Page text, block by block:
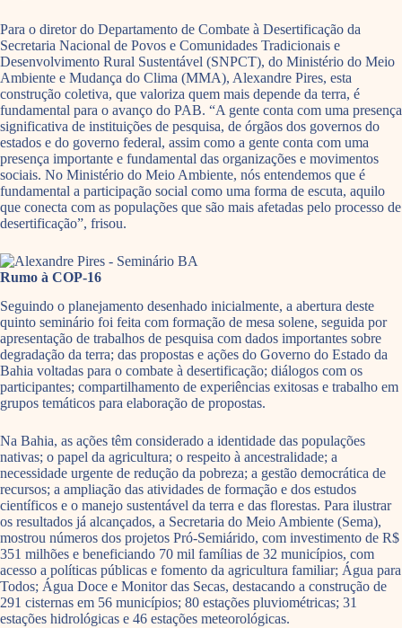
Para o diretor do Departamento de Combate à Desertificação da
Secretaria Nacional de Povos e Comunidades Tradicionais e
Desenvolvimento Rural Sustentável (SNPCT), do Ministério do Meio
Ambiente e Mudança do Clima (MMA), Alexandre Pires, esta
construção coletiva, que valoriza quem mais depende da terra, é
fundamental para o avanço do PAB. “A gente conta com uma presença
significativa de instituições de pesquisa, de órgãos dos governos do
estados e do governo federal, assim como a gente conta com uma
presença importante e fundamental das organizações e movimentos
sociais. No Ministério do Meio Ambiente, nós entendemos que é
fundamental a participação social como uma forma de escuta, aquilo
que conecta com as populações que são mais afetadas pelo processo de
desertificação”, frisou.
Rumo à COP-16
Seguindo o planejamento desenhado inicialmente, a abertura deste
quinto seminário foi feita com formação de mesa solene, seguida por
apresentação de trabalhos de pesquisa com dados importantes sobre
degradação da terra; das propostas e ações do Governo do Estado da
Bahia voltadas para o combate à desertificação; diálogos com os
participantes; compartilhamento de experiências exitosas e trabalho em
grupos temáticos para elaboração de propostas.
Na Bahia, as ações têm considerado a identidade das populações
nativas; o papel da agricultura; o respeito à ancestralidade; a
necessidade urgente de redução da pobreza; a gestão democrática de
recursos; a ampliação das atividades de formação e dos estudos
científicos e o manejo sustentável da terra e das florestas. Para ilustrar
os resultados já alcançados, a Secretaria do Meio Ambiente (Sema),
mostrou números dos projetos Pró-Semiárido, com investimento de R$
351 milhões e beneficiando 70 mil famílias de 32 municípios, com
acesso a políticas públicas e fomento da agricultura familiar; Água para
Todos; Água Doce e Monitor das Secas, destacando a construção de
291 cisternas em 56 municípios; 80 estações pluviométricas; 31
estações hidrológicas e 46 estações meteorológicas.